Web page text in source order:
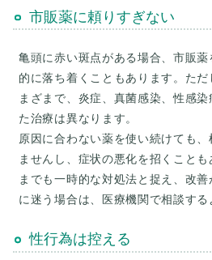
市販薬に頼りすぎない
亀頭に赤い斑点がある場合、市販
的に落ち着くこともあります。た
まざまで、炎症、真菌感染、性感
た治療は異なります。
原因に合わない薬を使い続けても
ませんし、症状の悪化を招くこと
までも一時的な対処法と捉え、改
に迷う場合は、医療機関で相談する
性行為は控える